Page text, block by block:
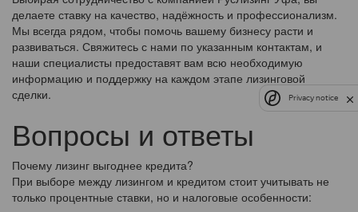
делаете ставку на качество, надёжность и профессионализм.
Мы всегда рядом, чтобы помочь вашему бизнесу расти и
развиваться. Свяжитесь с нами по указанным контактам, и
наши специалисты предоставят вам всю необходимую
информацию и поддержку на каждом этапе лизинговой
сделки.
Вопросы и ответы
Почему лизинг выгоднее кредита?
При выборе между лизингом и кредитом стоит учитывать не
только процентные ставки, но и налоговые особенности:
Privacy notice